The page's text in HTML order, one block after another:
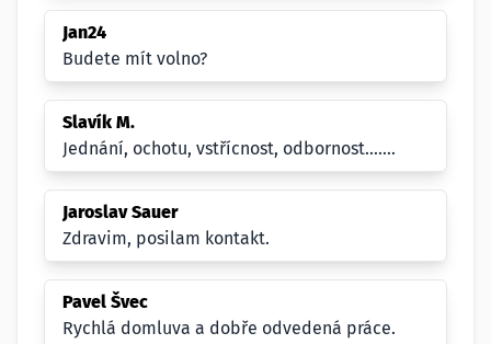
Jan24
Budete mít volno?
Slavík M.
Jednání, ochotu, vstřícnost, odbornost.......
Jaroslav Sauer
Zdravim, posilam kontakt.
Pavel Švec
Rychlá domluva a dobře odvedená práce.